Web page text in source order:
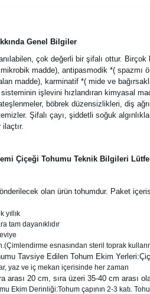
Genel Bilgiler
çok değerli bir şifalı ottur. Birçok
madde), antipasmodik *( spazmı
madde), karminatif *( mide ve
işlevini hızlandıran kimyasal
böbrek düzensizlikleri, diş
temizler. Şifalı çayı, şiddetli soğuk
Çiçeği Tohumu Teknik Bilgileri
olan ürün tohumdur. Paket
yıllık
tam dayanıklıdır
esnasından steril toprak
Tavsiye Edilen Tohum Ekim
yaz ve iç mekan içerisinde her zaman
arası 20 cm, sıra üzeri 35-40 cm arası
Ekim Derinliği:Tohum çapının 2-3 katı.